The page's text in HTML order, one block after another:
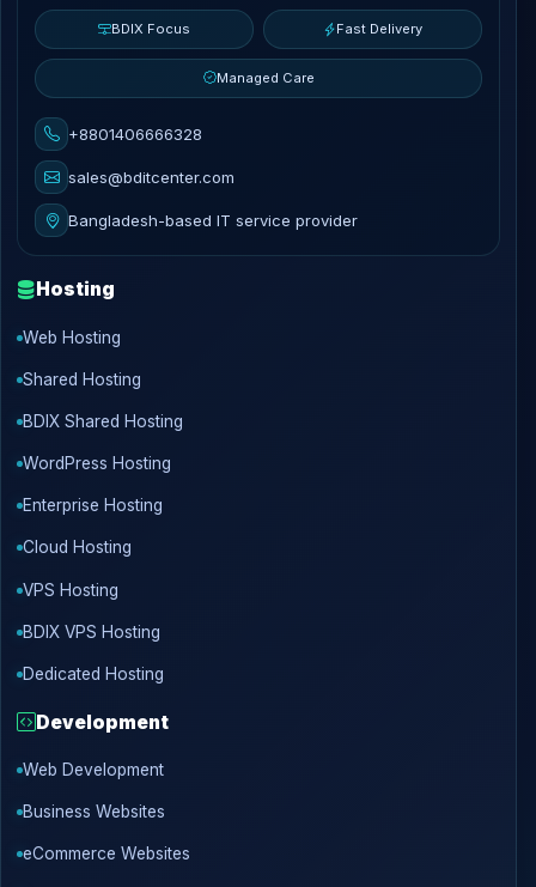
BDIX Focus Fast Delivery
Managed Care
+8801406666328
sales@bditcenter.com
Bangladesh-based IT service provider
Hosting
Web Hosting
Shared Hosting
BDIX Shared Hosting
WordPress Hosting
Enterprise Hosting
Cloud Hosting
VPS Hosting
BDIX VPS Hosting
Dedicated Hosting
Development
Web Development
Business Websites
eCommerce Websites